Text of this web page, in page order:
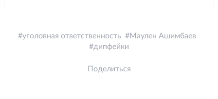
уголовная ответственность
Маулен Ашимбаев
дипфейки
Поделиться